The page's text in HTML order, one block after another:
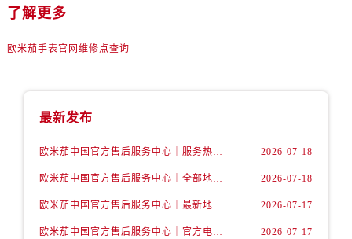
了解更多
欧米茄手表官网维修点查询
最新发布
欧米茄中国官方售后服务中心｜服务热线及详细地址权威信息公告（2026年7月最新） 2026-07-18
欧米茄中国官方售后服务中心｜全部地址与售后电话权威信息声明（2026年7月最新） 2026-07-18
欧米茄中国官方售后服务中心｜最新地址及官方服务热线权威信息公告（2026年7月最新） 2026-07-17
欧米茄中国官方售后服务中心｜官方电话和维修地址权威信息公告（2026年7月最新） 2026-07-17